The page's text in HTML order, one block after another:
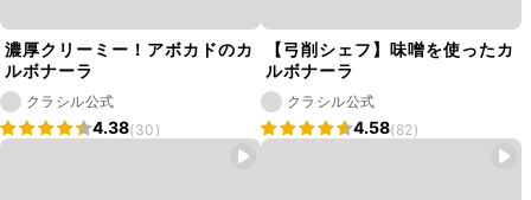
濃厚クリーミー！アボカドのカ
ルボナーラ
クラシル公式
4.38(30)
【弓削シェフ】味噌を使ったカ
ルボナーラ
クラシル公式
4.58(82)